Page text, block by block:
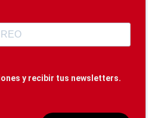
y recibir tus newsletters.